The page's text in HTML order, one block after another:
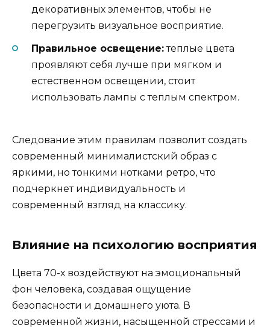
декоративных элементов, чтобы не
перегрузить визуальное восприятие.
Правильное освещение:теплые цвета
проявляют себя лучше при мягком и
естественном освещении, стоит
использовать лампы с теплым спектром.
Следование этим правилам позволит создать
современный минималистский образ с
яркими, но тонкими нотками ретро, что
подчеркнет индивидуальность и
современный взгляд на классику.
Влияние на психологию восприятия
Цвета 70-х воздействуют на эмоциональный
фон человека, создавая ощущение
безопасности и домашнего уюта. В
современной жизни, насыщенной стрессами и